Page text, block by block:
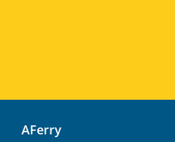
AFerry